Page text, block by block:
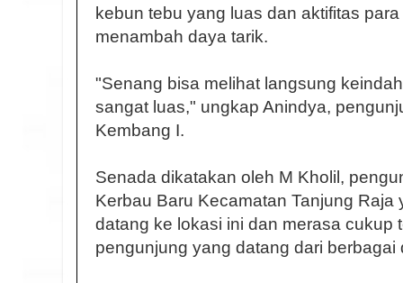
kebun tebu yang luas dan aktifitas
menambah daya tarik.
"Senang bisa melihat langsung
sangat luas," ungkap Anindya,
Kembang I.
Senada dikatakan oleh M Kholil,
Kerbau Baru Kecamatan Tanjung
datang ke lokasi ini dan merasa cukup
pengunjung yang datang dari berbagai